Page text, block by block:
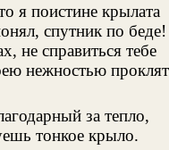
я поистине крылата
спутник по беде!
не справиться тебе
нежностью
за тепло,
тонкое крыло.